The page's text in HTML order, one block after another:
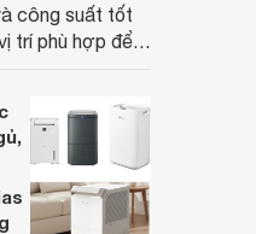
công suất tốt
trí phù hợp để